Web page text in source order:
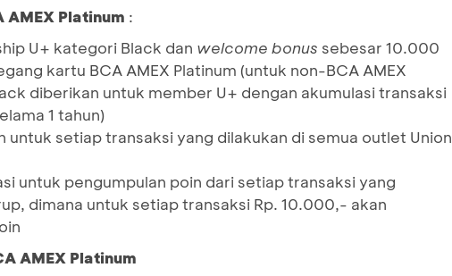
AMEX Platinum :
U+ kategori Black dan welcome bonus sebesar 10.000
kartu BCA AMEX Platinum (untuk non-BCA AMEX
diberikan untuk member U+ dengan akumulasi transaksi
1 tahun)
untuk setiap transaksi yang dilakukan di semua outlet Union
untuk pengumpulan poin dari setiap transaksi yang
dimana untuk setiap transaksi Rp. 10.000,- akan
AMEX Platinum